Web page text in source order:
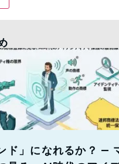
ド」になれるか？ —